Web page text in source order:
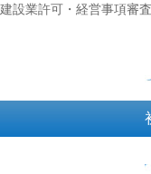
建設業許可・経営事項審